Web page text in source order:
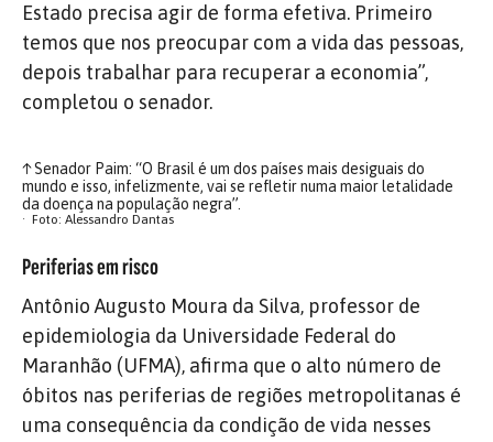
Estado precisa agir de forma efetiva. Primeiro
temos que nos preocupar com a vida das pessoas,
depois trabalhar para recuperar a economia”,
completou o senador.
↑Senador Paim: “O Brasil é um dos países mais desiguais do
mundo e isso, infelizmente, vai se refletir numa maior letalidade
da doença na população negra”.
Foto: Alessandro Dantas
Periferias em risco
Antônio Augusto Moura da Silva, professor de
epidemiologia da Universidade Federal do
Maranhão (UFMA), afirma que o alto número de
óbitos nas periferias de regiões metropolitanas é
uma consequência da condição de vida nesses